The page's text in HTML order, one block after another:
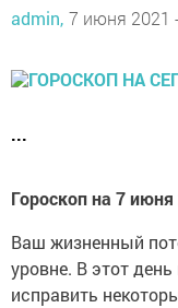
admin, 7 июня 2021
...
Гороскоп на 7
Ваш жизненный
уровне. В этот
исправить